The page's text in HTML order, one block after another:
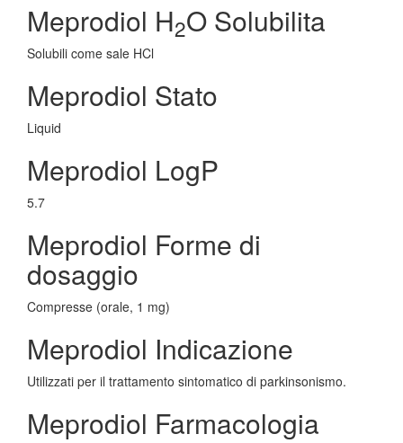
Meprodiol H2O Solubilita
Solubili come sale HCl
Meprodiol Stato
Liquid
Meprodiol LogP
5.7
Meprodiol Forme di
dosaggio
Compresse (orale, 1 mg)
Meprodiol Indicazione
Utilizzati per il trattamento sintomatico di parkinsonismo.
Meprodiol Farmacologia